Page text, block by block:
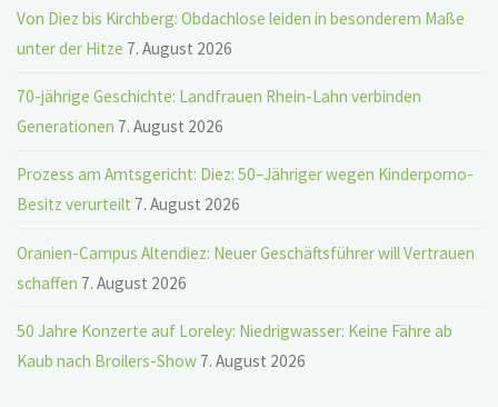
Von Diez bis Kirchberg: Obdachlose leiden in besonderem Maße
unter der Hitze 7. August 2026
70-jährige Geschichte: Landfrauen Rhein-Lahn verbinden
Generationen 7. August 2026
Prozess am Amtsgericht: Diez: 50–Jähriger wegen Kinderporno-
Besitz verurteilt 7. August 2026
Oranien-Campus Altendiez: Neuer Geschäftsführer will Vertrauen
schaffen 7. August 2026
50 Jahre Konzerte auf Loreley: Niedrigwasser: Keine Fähre ab
Kaub nach Broilers-Show 7. August 2026